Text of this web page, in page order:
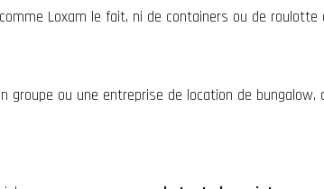
Loxam le fait, ni de containers ou de roulotte
ou une entreprise de location de